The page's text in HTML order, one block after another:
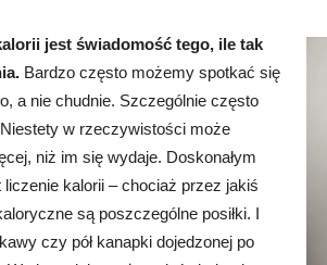
jest świadomość tego, ile tak
Bardzo często możemy spotkać się
a nie chudnie. Szczególnie często
w rzeczywistości może
niż im się wydaje. Doskonałym
kalorii – chociaż przez jakiś
są poszczególne posiłki. I
czy pół kanapki dojedzonej po